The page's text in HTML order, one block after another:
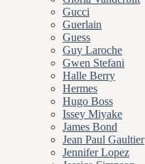
Gucci
Guerlain
Guess
Guy Laroche
Gwen Stefani
Halle Berry
Hermes
Hugo Boss
Issey Miyake
James Bond
Jean Paul Gaultier
Jennifer Lopez